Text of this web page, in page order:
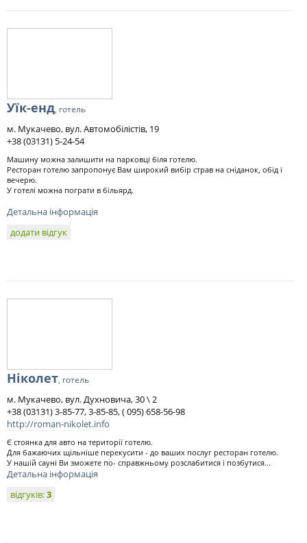
Уїк-енд, готель
м. Мукачево, вул. Автомобілістів, 19
+38 (03131) 5-24-54
Машину можна залишити на парковці біля готелю.
Ресторан готелю запропонує Вам широкий вибір страв на сніданок, обід і
вечерю.
У готелі можна пограти в більярд.
Детальна інформація
додати відгук
Ніколет, готель
м. Мукачево, вул. Духновича, 30 \ 2
+38 (03131) 3-85-77, 3-85-85, ( 095) 658-56-98
http://roman-nikolet.info
Є стоянка для авто на території готелю.
Для бажаючих щільніше перекусити - до ваших послуг ресторан готелю.
У нашій сауні Ви зможете по- справжньому розслабитися і позбутися...
Детальна інформація
відгуків:3